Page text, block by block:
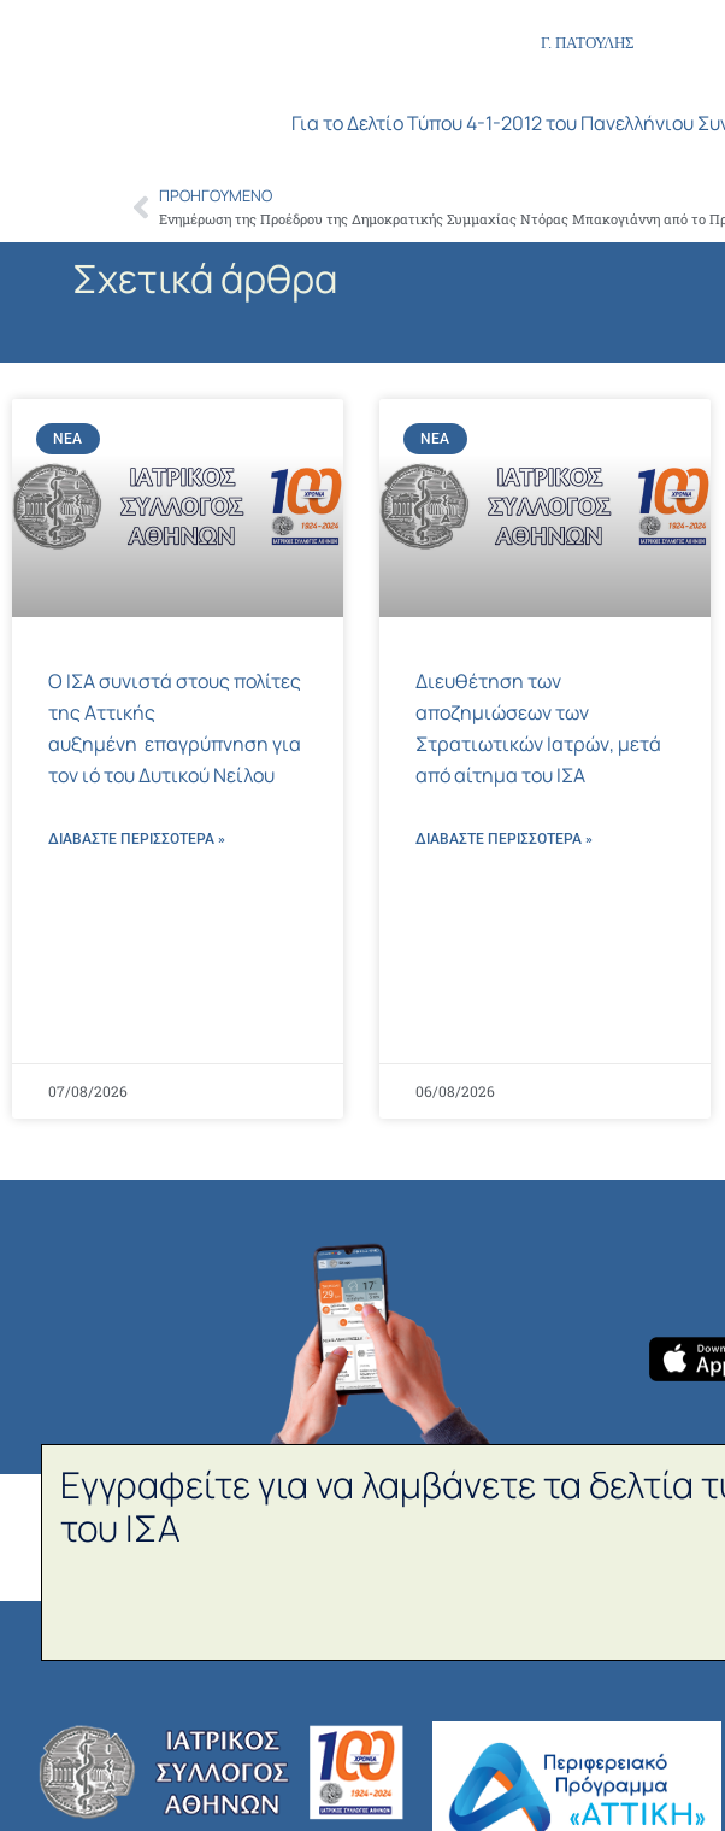
Γ.
Για το Δελτίο Τύπου 4-1-2012 του Πανελλήνιου
Prev
ΠΡΟΗΓΟΎΜΕΝΟ
Σχετικά άρθρα
ΝΈΑ
Ο ΙΣΑ συνιστά στους πολίτες
της Αττικής
αυξημένη επαγρύπνηση για
τον ιό του Δυτικού Νείλου
ΔΙΑΒΑΣΤΕ ΠΕΡΙΣΣΌΤΕΡΑ »
07/08/2026
ΝΈΑ
Διευθέτηση των
αποζημιώσεων των
Στρατιωτικών Ιατρών, μετά
από αίτημα του ΙΣΑ
ΔΙΑΒΑΣΤΕ ΠΕΡΙΣΣΌΤΕΡΑ »
06/08/2026
Εγγραφείτε για να λαμβάνετε τα δελτία
του ΙΣΑ